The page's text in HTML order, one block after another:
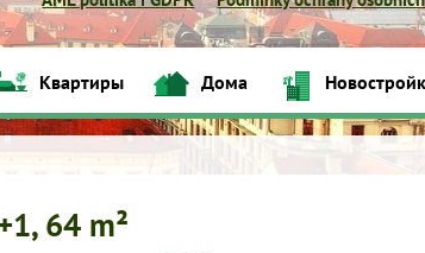
Квартиры
Квартиры Дома
64 m²